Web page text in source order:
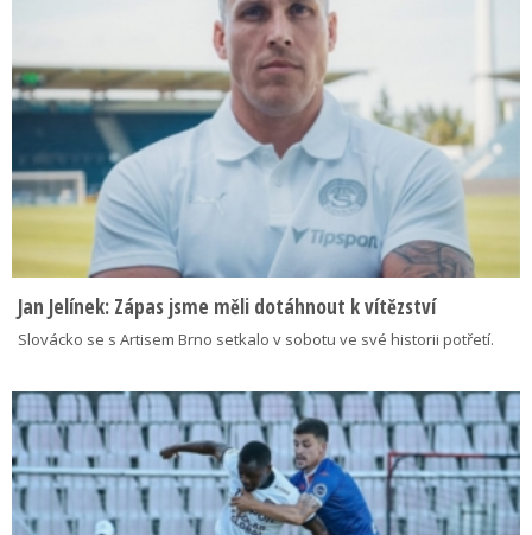
Jan Jelínek: Zápas jsme měli dotáhnout k vítězství
Slovácko se s Artisem Brno setkalo v sobotu ve své historii potřetí.